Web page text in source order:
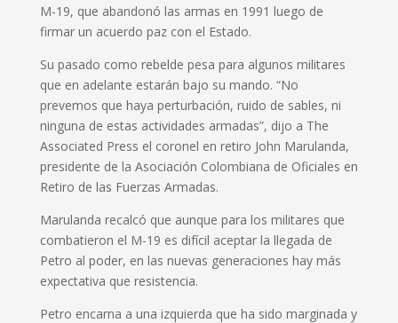
M-19, que abandonó las armas en 1991 luego de
firmar un acuerdo paz con el Estado.
Su pasado como rebelde pesa para algunos militares
que en adelante estarán bajo su mando. “No
prevemos que haya perturbación, ruido de sables, ni
ninguna de estas actividades armadas”, dijo a The
Associated Press el coronel en retiro John Marulanda,
presidente de la Asociación Colombiana de Oficiales en
Retiro de las Fuerzas Armadas.
Marulanda recalcó que aunque para los militares que
combatieron el M-19 es difícil aceptar la llegada de
Petro al poder, en las nuevas generaciones hay más
expectativa que resistencia.
Petro encarna a una izquierda que ha sido marginada y